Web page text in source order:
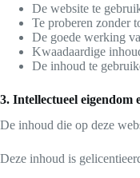
De website te
Te proberen zonder
De goede werking
Kwaadaardige
De inhoud te
3. Intellectueel eigendom
De inhoud die op deze
Deze inhoud is